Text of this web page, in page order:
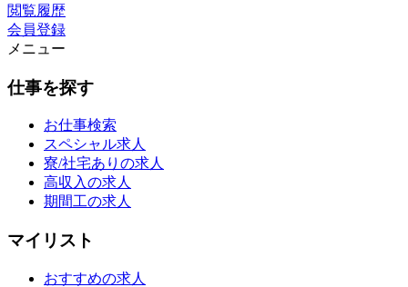
閲覧履歴
会員登録
メニュー
仕事を探す
お仕事検索
スペシャル求人
寮/社宅ありの求人
高収入の求人
期間工の求人
マイリスト
おすすめの求人